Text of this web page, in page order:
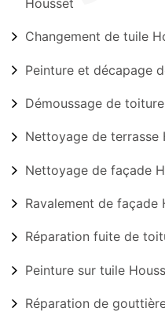
Housset
Changement de tuile
Peinture et décapage
Démoussage de
Nettoyage de terrasse
Nettoyage de façade
Ravalement de façade
Réparation fuite de
Peinture sur tuile
Réparation de